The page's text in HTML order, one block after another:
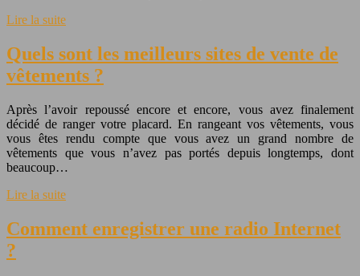
Lire la suite
Quels sont les meilleurs sites de vente de
vêtements ?
Après l’avoir repoussé encore et encore, vous avez finalement
décidé de ranger votre placard. En rangeant vos vêtements, vous
vous êtes rendu compte que vous avez un grand nombre de
vêtements que vous n’avez pas portés depuis longtemps, dont
beaucoup…
Lire la suite
Comment enregistrer une radio Internet
?